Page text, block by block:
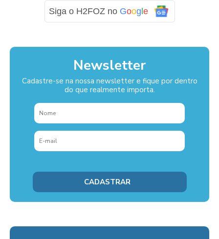
Siga o H2FOZ no Google
Newsletter
Cadastre-se na nossa newsletter e fique por dentro
do que realmente importa.